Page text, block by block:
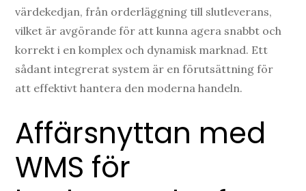
värdekedjan, från orderläggning till slutleverans,
vilket är avgörande för att kunna agera snabbt och
korrekt i en komplex och dynamisk marknad. Ett
sådant integrerat system är en förutsättning för
att effektivt hantera den moderna handeln.
Affärsnyttan med
WMS för